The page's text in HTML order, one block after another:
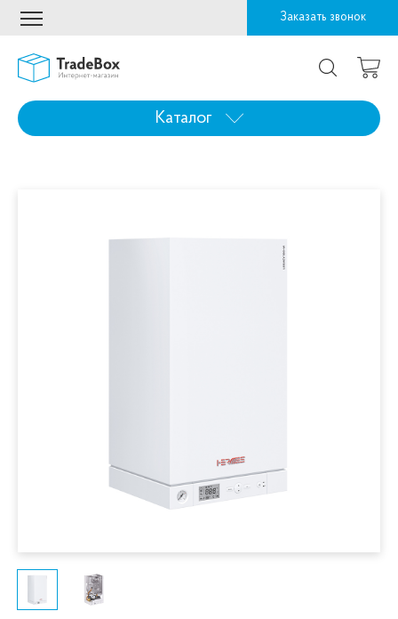
Заказать звонок
Каталог